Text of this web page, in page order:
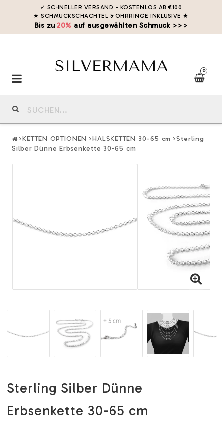
✓ SCHNELLER VERSAND - KOSTENLOS AB €100
★ SCHMUCKSCHACHTEL & OHRRINGE INKLUSIVE ★
Bis zu20% auf ausgewählten Schmuck >>>
0
Toggle
navigation
KETTEN OPTIONEN HALSKETTEN 30-65 cm
Sterling
Silber Dünne Erbsenkette 30-65 cm
Sterling Silber Dünne
Erbsenkette 30-65 cm